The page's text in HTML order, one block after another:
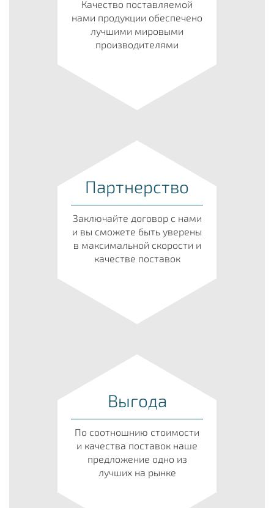
Качество поставляемой
нами продукции обеспечено
лучшими мировыми
производителями
Партнерство
Заключайте договор с нами
и вы сможете быть уверены
в максимальной скорости и
качестве поставок
Выгода
По соотношнию стоимости
и качества поставок наше
предложение одно из
лучших на рынке